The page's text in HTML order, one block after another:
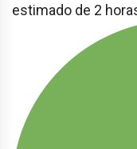
estimado de 2